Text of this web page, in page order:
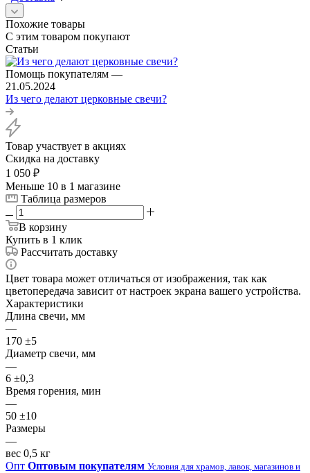
Похожие товары
С этим товаром покупают
Статьи
Помощь покупателям —
21.05.2024
Из чего делают церковные свечи?
Товар участвует в акциях
Скидка на доставку
1 050 ₽
Меньше 10 в 1 магазине
Таблица размеров
В корзину
Купить в 1 клик
Рассчитать доставку
Цвет товара может отличаться от изображения, так как
цветопередача зависит от настроек экрана вашего устройства.
Характеристики
Длина свечи, мм
—
170 ±5
Диаметр свечи, мм
—
6 ±0,3
Время горения, мин
—
50 ±10
Размеры
—
вес 0,5 кг
Опт Оптовым покупателям Условия для храмов, лавок, магазинов и